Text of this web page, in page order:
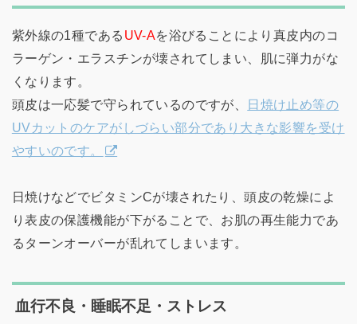
紫外線の1種である UV-Aを浴びることにより真皮内のコ
ラーゲン・エラスチンが壊されてしまい、肌に弾力がな
くなります。
頭皮は一応髪で守られているのですが、 日焼け止め等の
UVカットのケアがしづらい部分であり大きな影響を受け
やすいのです。
日焼けなどでビタミンCが壊されたり、頭皮の乾燥によ
り表皮の保護機能が下がることで、お肌の再生能力であ
るターンオーバーが乱れてしまいます。
血行不良・睡眠不足・ストレス